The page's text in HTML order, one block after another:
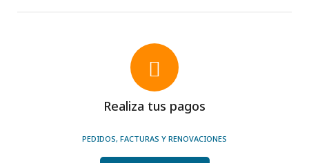
Realiza tus pagos
PEDIDOS, FACTURAS Y RENOVACIONES